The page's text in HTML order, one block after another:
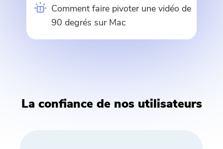
Comment faire pivoter une vidéo de
90 degrés sur Mac
La confiance de nos utilisateurs